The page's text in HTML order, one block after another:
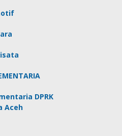
DPRK
Aceh